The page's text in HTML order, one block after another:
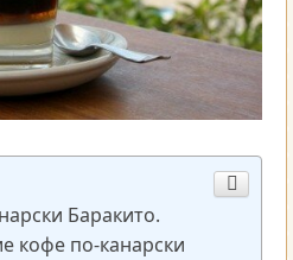
Баракито.
кофе по-канарски